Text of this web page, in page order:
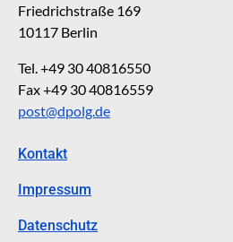
Friedrichstraße 169
10117 Berlin
Tel. +49 30 40816550
Fax +49 30 40816559
post@dpolg.de
Kontakt
Impressum
Datenschutz